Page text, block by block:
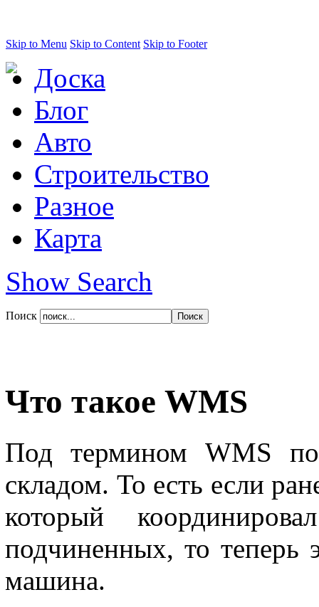
Skip to Menu Skip to Content Skip to Footer
Доска
Блог
Авто
Строительство
Разное
Карта
Show Search
Поиск
Что такое WMS
Под термином WMS
складом. То есть если
который
подчиненных, то теперь
машина.